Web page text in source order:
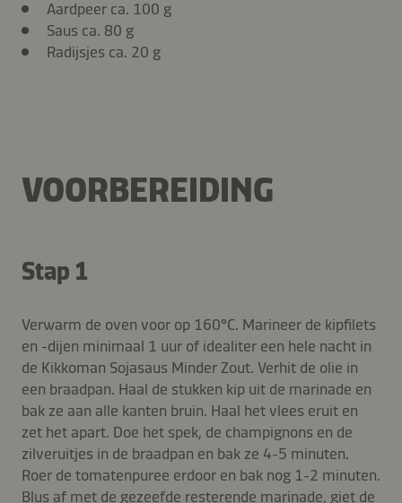
Aardpeer ca. 100 g
Saus ca. 80 g
Radijsjes ca. 20 g
VOORBEREIDING
Stap 1
Verwarm de oven voor op 160°C. Marineer de kipfilets
en -dijen minimaal 1 uur of idealiter een hele nacht in
de Kikkoman Sojasaus Minder Zout. Verhit de olie in
een braadpan. Haal de stukken kip uit de marinade en
bak ze aan alle kanten bruin. Haal het vlees eruit en
zet het apart. Doe het spek, de champignons en de
zilveruitjes in de braadpan en bak ze 4-5 minuten.
Roer de tomatenpuree erdoor en bak nog 1-2 minuten.
Blus af met de gezeefde resterende marinade, giet de